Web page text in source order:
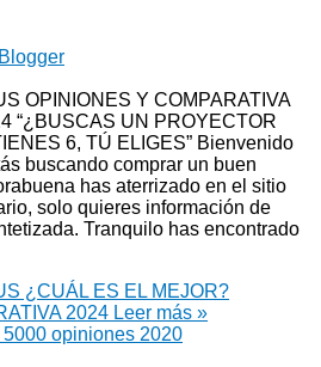
OPINIONES Y COMPARATIVA
“¿BUSCAS UN PROYECTOR
6, TÚ ELIGES” Bienvenido
buscando comprar un buen
has aterrizado en el sitio
solo quieres información de
Tranquilo has encontrado
¿CUÁL ES EL MEJOR?
2024 Leer más »